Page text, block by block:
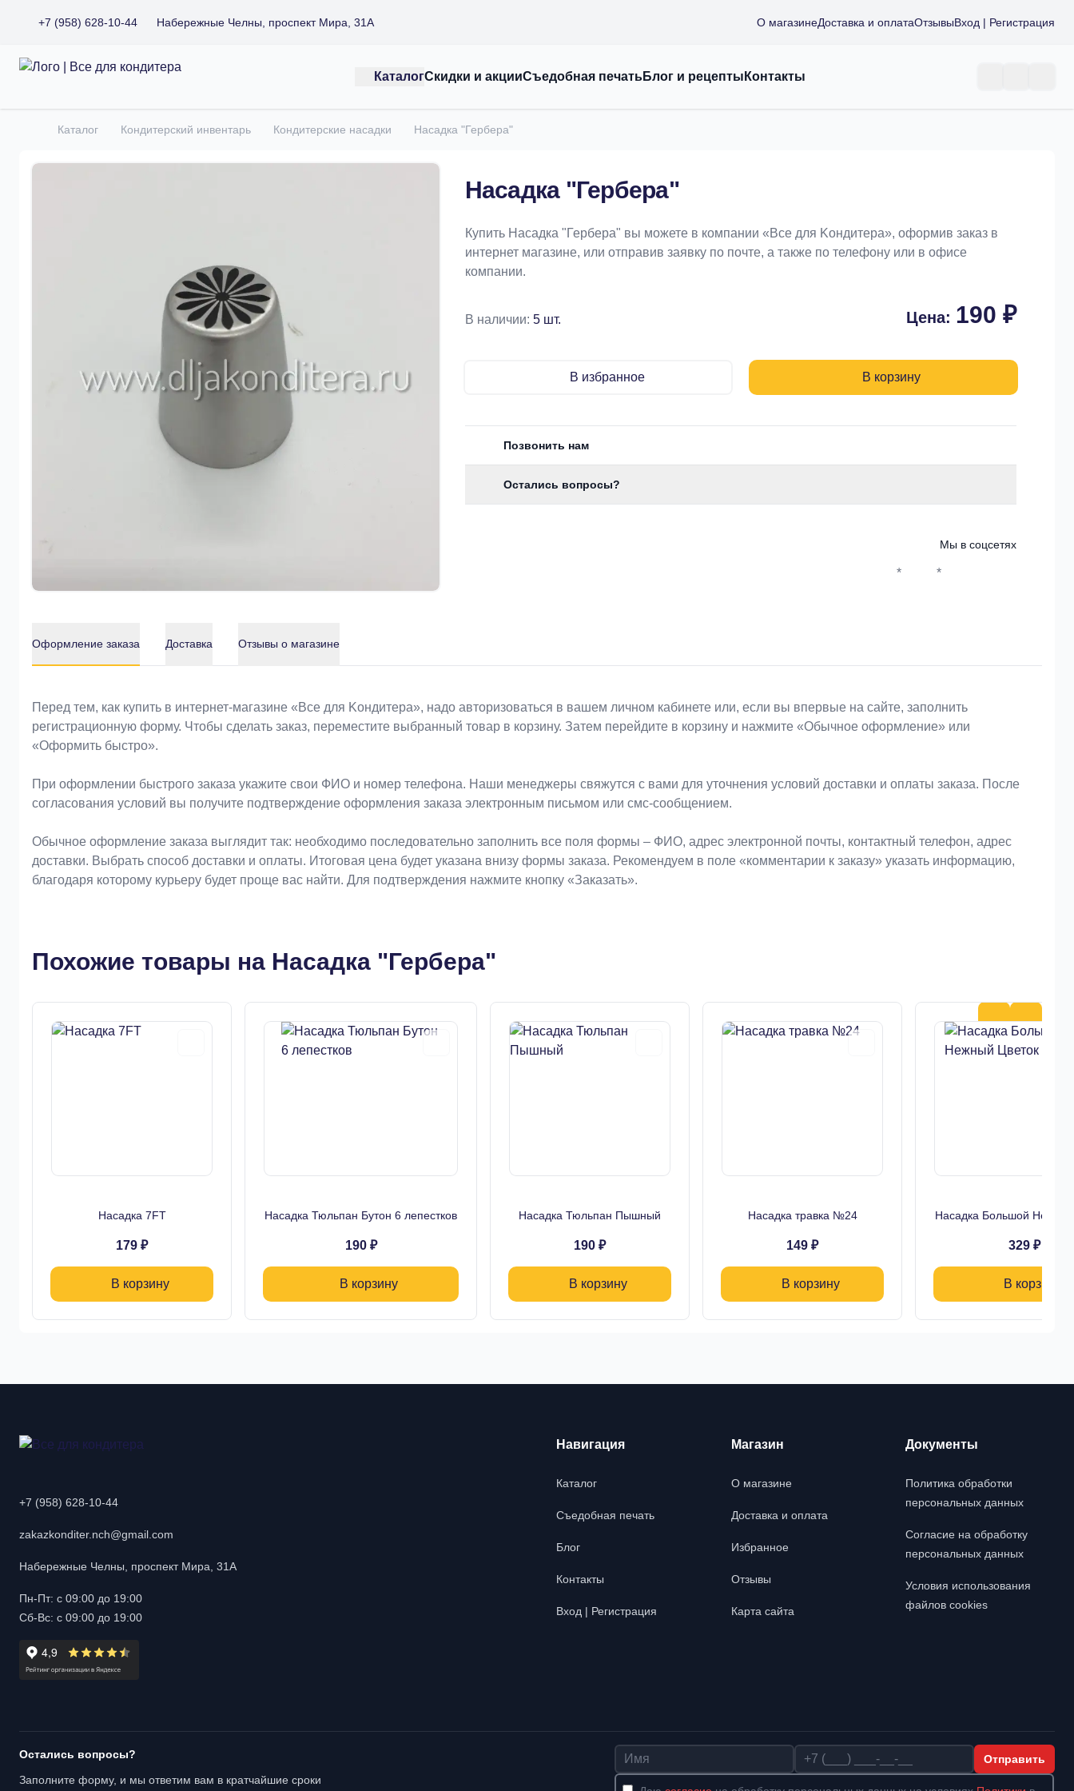
+7 (958) 628-10-44 Набережные Челны, проспект Мира, 31А О магазинеДоставка и оплатаОтзывыВход | Регистрация
Все для кондитера
КаталогСкидки и акцииСъедобная печатьБлог и рецепты Контакты
Главная
Каталог Кондитерский инвентарь Кондитерские насадки Насадка "Гербера"
Насадка "Гербера"
Купить Насадка "Гербера" вы можете в компании «Bce для Koндитeрa», оформив заказ в
интернет магазине, или отправив заявку по почте, а также по телефону или в офисе
компании.
В наличии: 5 шт. Цена: 190 ₽
В избранное В корзину
Позвонить нам
Остались вопросы?
Мы в соцсетях
* *
Оформление заказа Доставка Отзывы о магазине
Оформление заказа
Перед тем, как купить в интернет-магазине «Bce для Koндитeрa», надо авторизоваться в вашем личном кабинете или, если вы впервые на сайте, заполнить
регистрационную форму. Чтобы сделать заказ, переместите выбранный товар в корзину. Затем перейдите в корзину и нажмите «Обычное оформление» или
«Оформить быстро».
При оформлении быстрого заказа укажите свои ФИО и номер телефона. Наши менеджеры свяжутся с вами для уточнения условий доставки и оплаты заказа. После
согласования условий вы получите подтверждение оформления заказа электронным письмом или смс-сообщением.
Обычное оформление заказа выглядит так: необходимо последовательно заполнить все поля формы – ФИО, адрес электронной почты, контактный телефон, адрес
доставки. Выбрать способ доставки и оплаты. Итоговая цена будет указана внизу формы заказа. Рекомендуем в поле «комментарии к заказу» указать информацию,
благодаря которому курьеру будет проще вас найти. Для подтверждения нажмите кнопку «Заказать».
Похожие товары на Насадка "Гербера"
Насадка 7FT
179 ₽
В корзину
Насадка Тюльпан Бутон 6 лепестков
190 ₽
В корзину
Насадка Тюльпан Пышный
190 ₽
В корзину
Насадка травка №24
149 ₽
В корзину
Насадка Большой
329 ₽
В корзину
+7 (958) 628-10-44
zakazkonditer.nch@gmail.com
Набережные Челны, проспект Мира, 31А
Пн-Пт: с 09:00 до 19:00
Сб-Вс: с 09:00 до 19:00
Навигация
Каталог
Съедобная печать
Блог
Контакты
Вход | Регистрация
Магазин
О магазине
Доставка и оплата
Избранное
Отзывы
Карта сайта
Документы
Политика обработки
персональных данных
Согласие на обработку
персональных данных
Условия использования
файлов cookies
Остались вопросы?
Заполните форму, и мы ответим вам в кратчайшие сроки
Имя Телефон Отправить